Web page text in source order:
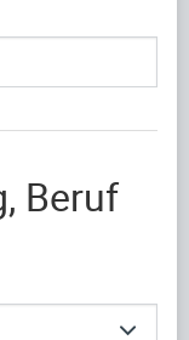
Beruf